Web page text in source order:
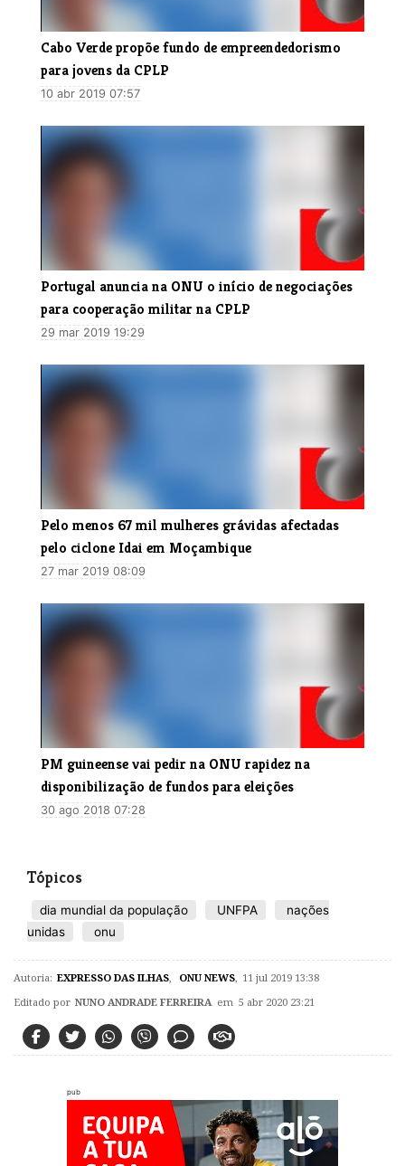
​Cabo Verde propõe fundo de empreendedorismo
para jovens da CPLP
10 abr 2019 07:57
Portugal anuncia na ONU o início de negociações
para cooperação militar na CPLP
29 mar 2019 19:29
​Pelo menos 67 mil mulheres grávidas afectadas
pelo ciclone Idai em Moçambique
27 mar 2019 08:09
PM guineense vai pedir na ONU rapidez na
disponibilização de fundos para eleições
30 ago 2018 07:28
Tópicos
dia mundial da população UNFPA
nações
unidas
onu
Autoria: EXPRESSO DAS ILHAS, ONU NEWS, 11 jul 2019 13:38
Editado por NUNO ANDRADE FERREIRAem 5 abr 2020 23:21
pub